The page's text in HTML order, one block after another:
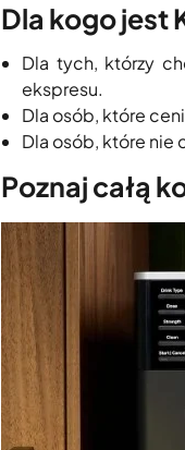
Dla kogo jest
Dla tych, którzy
ekspresu.
Dla osób, które
Dla osób, które
Poznaj całą